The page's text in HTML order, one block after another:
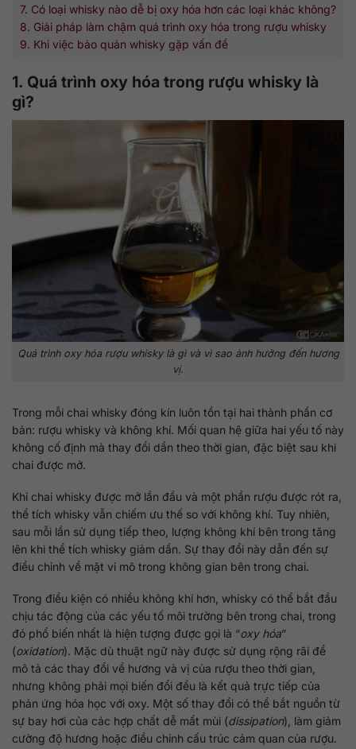
7. Có loại whisky nào dễ bị oxy hóa hơn các loại khác không?
8. Giải pháp làm chậm quá trình oxy hóa trong rượu whisky
9. Khi việc bảo quản whisky gặp vấn đề
1. Quá trình oxy hóa trong rượu whisky là
gì?
Quá trình oxy hóa rượu whisky là gì và vì sao ảnh hưởng đến hương
vị.
Trong mỗi chai whisky đóng kín luôn tồn tại hai thành phần cơ
bản: rượu whisky và không khí. Mối quan hệ giữa hai yếu tố này
không cố định mà thay đổi dần theo thời gian, đặc biệt sau khi
chai được mở.
Khi chai whisky được mở lần đầu và một phần rượu được rót ra,
thể tích whisky vẫn chiếm ưu thế so với không khí. Tuy nhiên,
sau mỗi lần sử dụng tiếp theo, lượng không khí bên trong tăng
lên khi thể tích whisky giảm dần. Sự thay đổi này dẫn đến sự
điều chỉnh về mặt vi mô trong không gian bên trong chai.
Trong điều kiện có nhiều không khí hơn, whisky có thể bắt đầu
chịu tác động của các yếu tố môi trường bên trong chai, trong
đó phổ biến nhất là hiện tượng được gọi là “oxy hóa”
(oxidation). Mặc dù thuật ngữ này được sử dụng rộng rãi để
mô tả các thay đổi về hương và vị của rượu theo thời gian,
nhưng không phải mọi biến đổi đều là kết quả trực tiếp của
phản ứng hóa học với oxy. Một số thay đổi có thể bắt nguồn từ
sự bay hơi của các hợp chất dễ mất mùi (dissipation), làm giảm
cường độ hương hoặc điều chỉnh cấu trúc cảm quan của rượu.